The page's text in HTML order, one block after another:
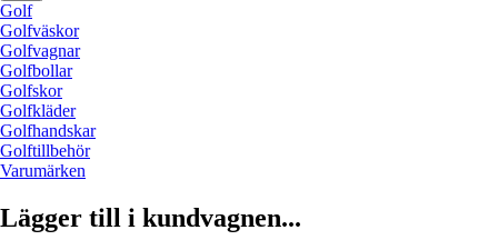
Golf
Golfväskor
Golfvagnar
Golfbollar
Golfskor
Golfkläder
Golfhandskar
Golftillbehör
Varumärken
Lägger till i kundvagnen...